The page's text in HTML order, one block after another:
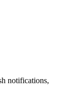
notifications,